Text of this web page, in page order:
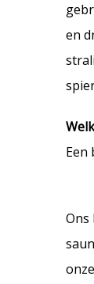
en
Een
Ons